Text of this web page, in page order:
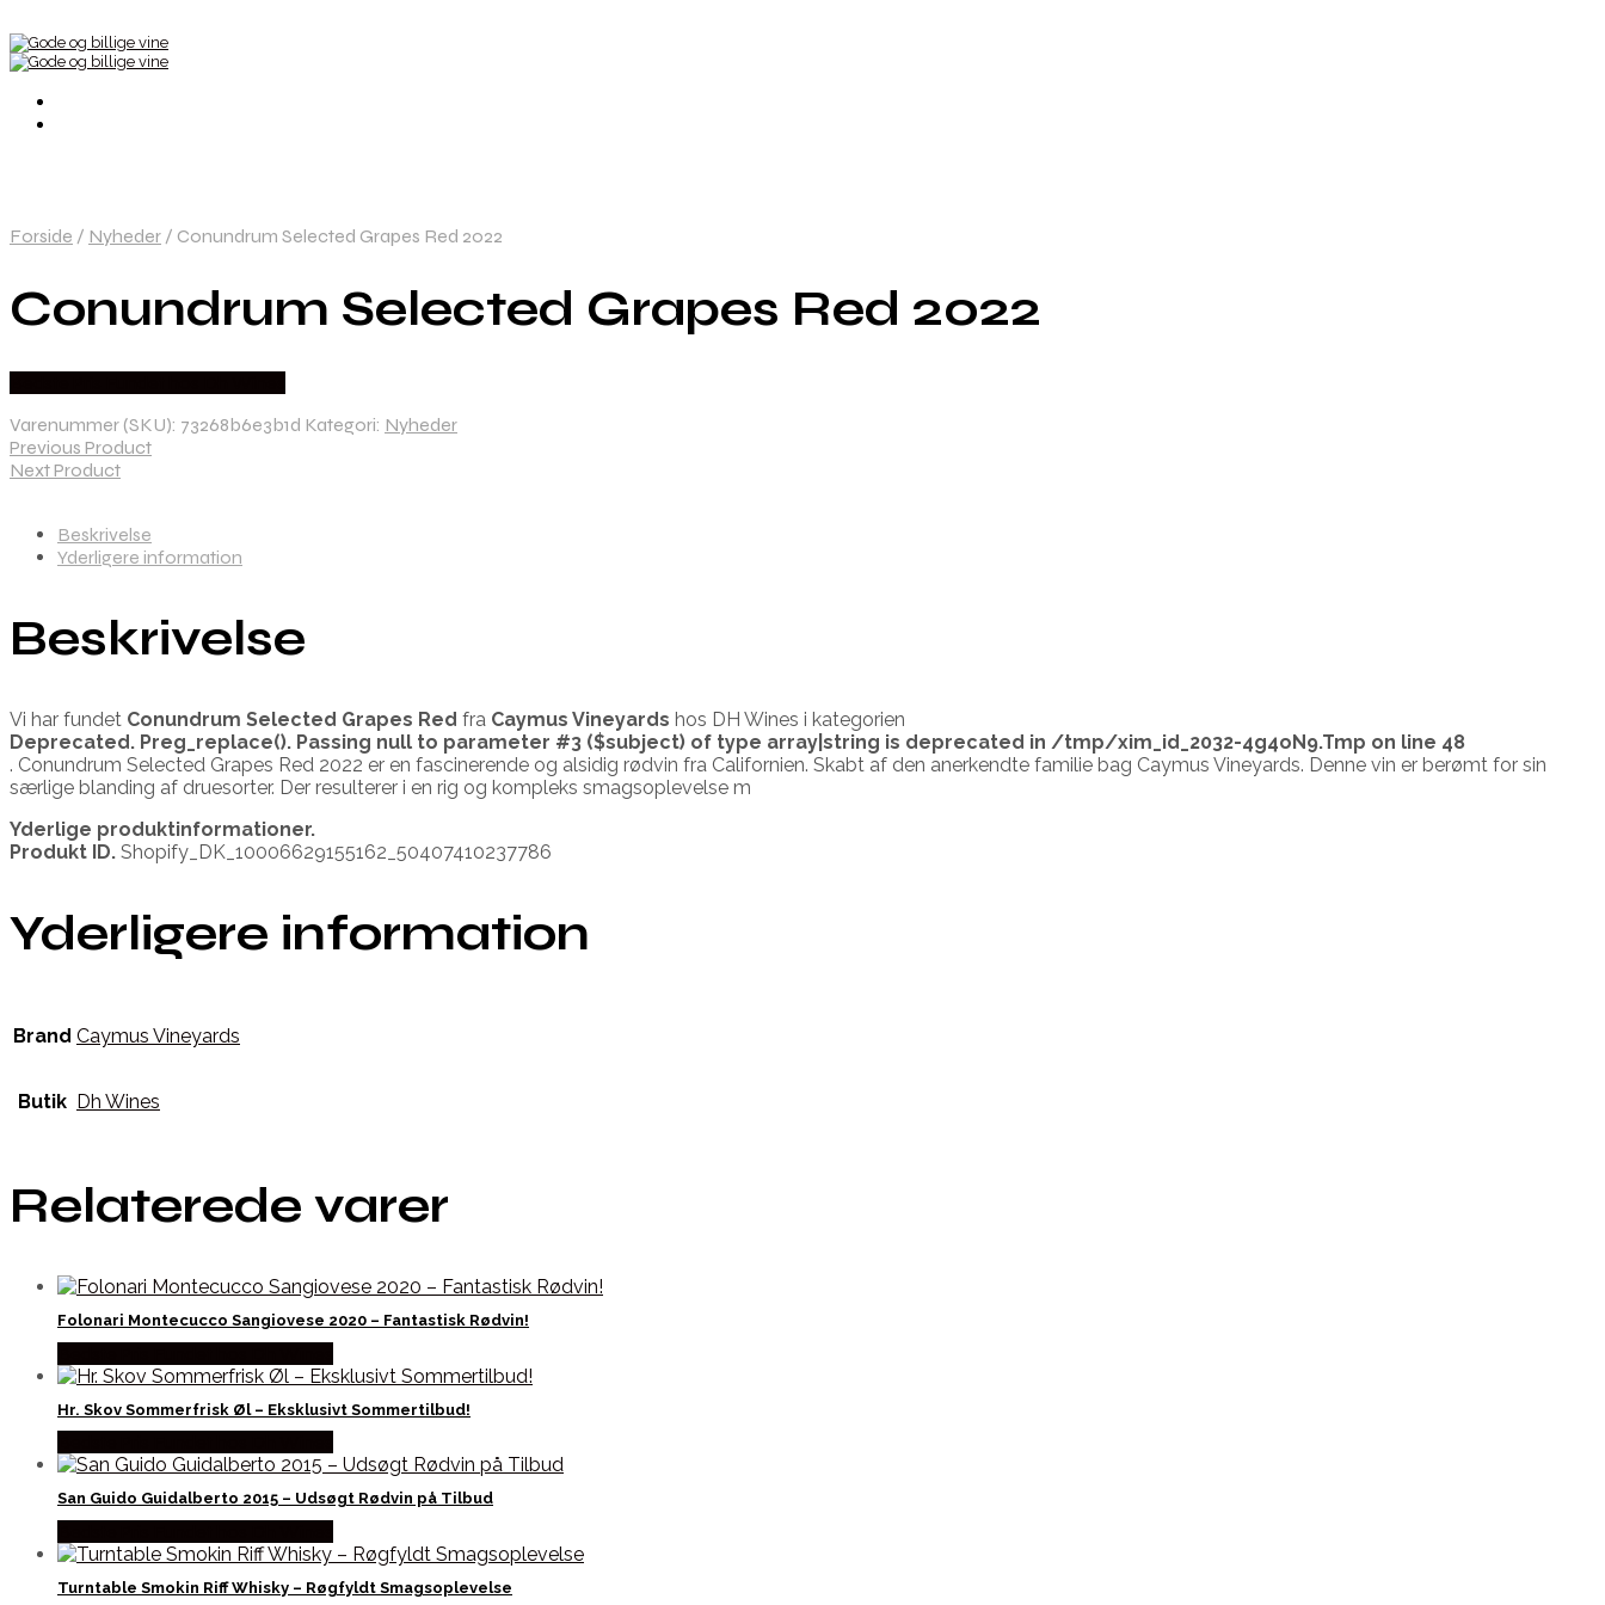
Forside / Nyheder / Conundrum Selected Grapes Red 2022
Conundrum Selected Grapes Red 2022
Varenummer (SKU): 73268b6e3b1d Kategori: Nyheder
Previous Product
Next Product
Beskrivelse
Yderligere information
Beskrivelse
Vi har fundet Conundrum Selected Grapes Red fra Caymus Vineyards hos DH Wines i kategorien
Deprecated. Preg_replace(). Passing null to parameter #3 ($subject) of type array|string is deprecated in /tmp/xim_id_2032-4g4oN9.Tmp on line 48
. Conundrum Selected Grapes Red 2022 er en fascinerende og alsidig rødvin fra Californien. Skabt af den anerkendte familie bag Caymus Vineyards. Denne vin er berømt for sin
særlige blanding af druesorter. Der resulterer i en rig og kompleks smagsoplevelse m
Yderlige produktinformationer.
Produkt ID. Shopify_DK_10006629155162_50407410237786
Yderligere information
Brand Caymus Vineyards
Butik Dh Wines
Relaterede varer
Folonari Montecucco Sangiovese 2020 – Fantastisk Rødvin!
Hr. Skov Sommerfrisk Øl – Eksklusivt Sommertilbud!
San Guido Guidalberto 2015 – Udsøgt Rødvin på Tilbud
Turntable Smokin Riff Whisky – Røgfyldt Smagsoplevelse